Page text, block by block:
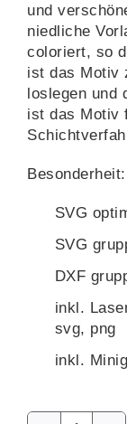
und
niedliche
coloriert, so
ist das Motiv
loslegen und
ist das Motiv
Besonderheit:
SVG
SVG
DXF
inkl.
svg, png
inkl.